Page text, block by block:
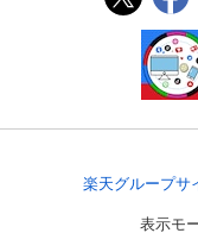
定額見放題解約
楽天グループサ
表示モ